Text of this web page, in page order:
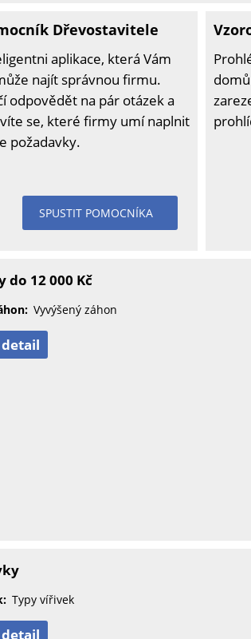
Dřevostavitele
aplikace, která Vám
najít správnou firmu.
odpovědět na pár otázek a
se, které firmy umí naplnit
požadavky.
SPUSTIT POMOCNÍKA
do 12 000 Kč
Vyvýšený záhon
Typy vířivek